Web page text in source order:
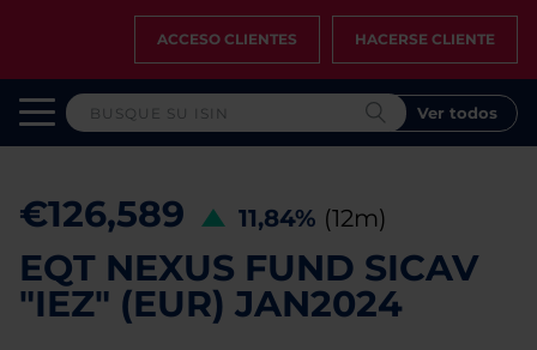
ACCESO CLIENTES HACERSE CLIENTE
Ver todos
€126,589 11,84% (12m)
EQT NEXUS FUND SICAV
"IEZ" (EUR) JAN2024